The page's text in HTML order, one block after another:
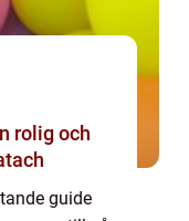
rolig och
guide